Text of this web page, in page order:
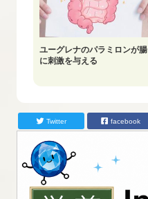
ユーグレナのパラミロンが腸
に刺激を与える
Twitter facebook